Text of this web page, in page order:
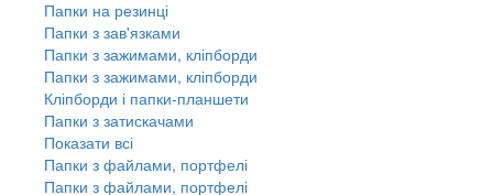
Папки на резинці
Папки з зав'язками
Папки з зажимами, кліпборди
Папки з зажимами, кліпборди
Кліпборди і папки-планшети
Папки з затискачами
Показати всі
Папки з файлами, портфелі
Папки з файлами, портфелі